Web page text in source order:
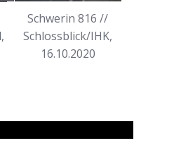
Schwerin 816 //
Schlossblick/IHK,
16.10.2020